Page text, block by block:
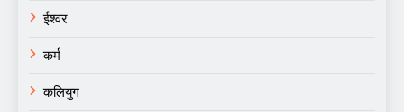
ईश्वर
कर्म
कलियुग